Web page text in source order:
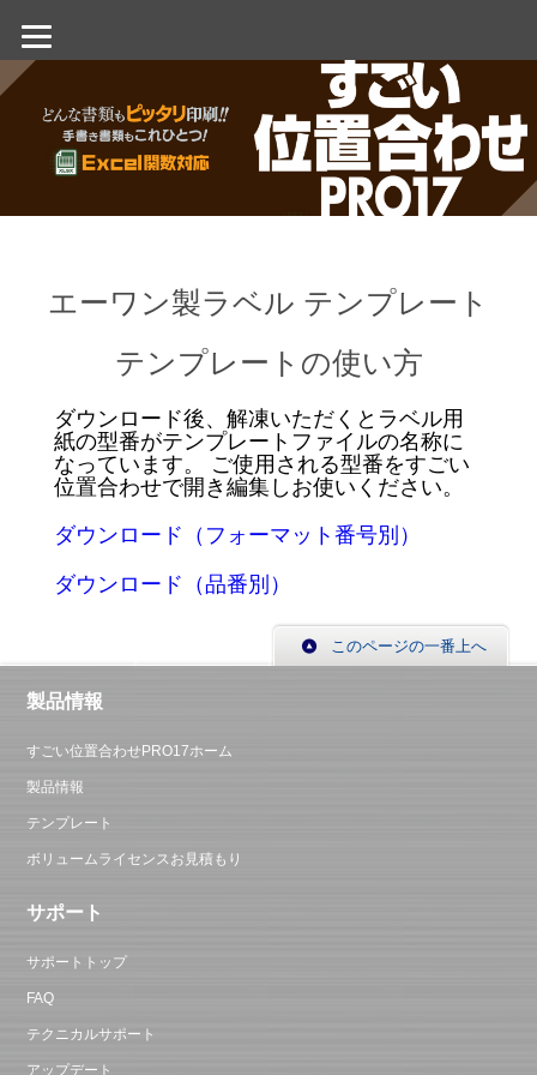
エーワン製ラベル テンプレート
テンプレートの使い方
ダウンロード後、解凍いただくとラベル用
紙の型番がテンプレートファイルの名称に
なっています。 ご使用される型番をすごい
位置合わせで開き編集しお使いください。
ダウンロード（フォーマット番号別）
ダウンロード（品番別）
このページの一番上へ
製品情報
すごい位置合わせPRO17ホーム
製品情報
テンプレート
ボリュームライセンスお見積もり
サポート
サポートトップ
FAQ
テクニカルサポート
アップデート